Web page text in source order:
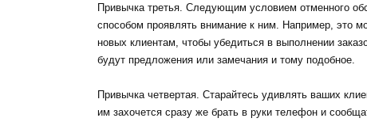
Привычка третья. Следующим условием отменного
способом проявлять внимание к ним. Например, это
новых клиентам, чтобы убедиться в выполнении
будут предложения или замечания и тому подобное.
Привычка четвертая. Старайтесь удивлять ваших
им захочется сразу же брать в руки телефон и